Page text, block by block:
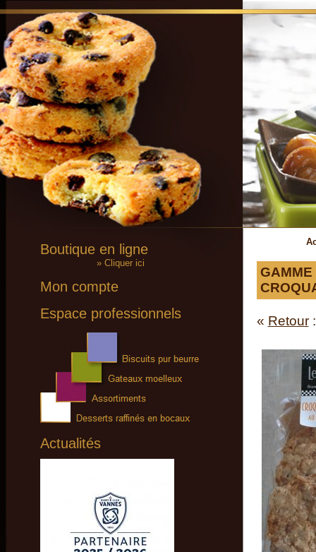
Boutique en ligne
» Cliquer ici
Mon compte
Espace professionnels
Actualités
GAMME
« Retour